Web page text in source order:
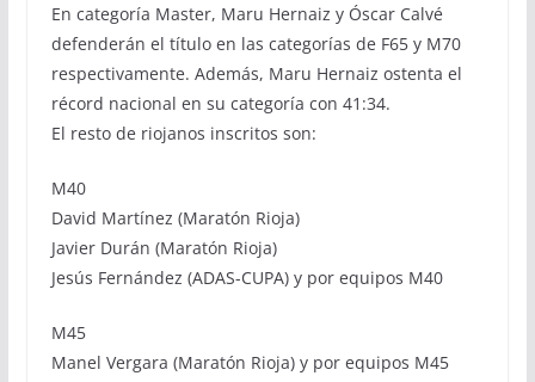
En categoría Master, Maru Hernaiz y Óscar Calvé
defenderán el título en las categorías de F65 y M70
respectivamente. Además, Maru Hernaiz ostenta el
récord nacional en su categoría con 41:34.
El resto de riojanos inscritos son:
M40
David Martínez (Maratón Rioja)
Javier Durán (Maratón Rioja)
Jesús Fernández (ADAS-CUPA) y por equipos M40
M45
Manel Vergara (Maratón Rioja) y por equipos M45